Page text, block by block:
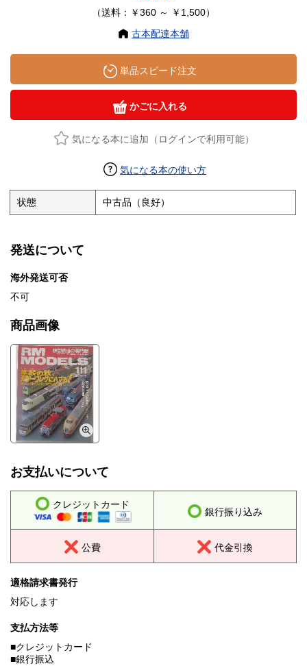
（送料：￥360 ～ ￥1,500）
古本配達本舗
単品スピード注文
かごに入れる
気になる本に追加（ログインで利用可能）
気になる本の使い方
状態 中古品（良好）
発送について
海外発送可否
不可
商品画像
お支払いについて
クレジットカード
銀行振り込み
公費 代金引換
適格請求書発行
対応します
支払方法等
■クレジットカード
■銀行振込